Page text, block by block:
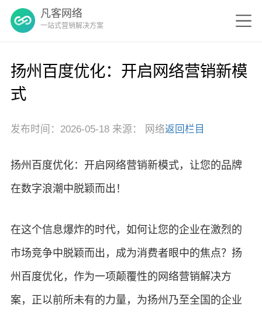
凡客网络
一站式营销解决方案
扬州百度优化：开启网络营销新模
式
发布时间：2026-05-18 来源： 网络返回栏目
扬州百度优化：开启网络营销新模式，让您的品牌
在数字浪潮中脱颖而出！
在这个信息爆炸的时代，如何让您的企业在激烈的
市场竞争中脱颖而出，成为消费者眼中的焦点？扬
州百度优化，作为一项颠覆性的网络营销解决方
案，正以前所未有的力量，为扬州乃至全国的企业